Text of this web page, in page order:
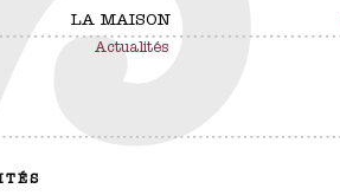
LA MAISON
Actualités